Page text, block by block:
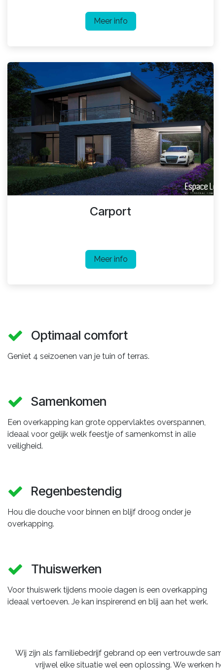
Meer info
Carport
Meer info
Optimaal comfort
Geniet 4 seizoenen van je tuin of terras.
Samenkomen
Een overkapping kan grote oppervlaktes overspannen,
ideaal voor gelijk welk feestje of samenkomst in alle
veiligheid.
Regenbestendig
Hou die douche voor binnen en blijf droog onder je
overkapping.
Thuiswerken
Voor thuiswerk tijdens mooie dagen is een overkapping
ideaal vertoeven. Je kan inspirerend en blij aan het werk.
Wij zijn als familiebedrijf gebrand op een vertrouwde
vrijwel elke situatie wel een oplossing. We werken